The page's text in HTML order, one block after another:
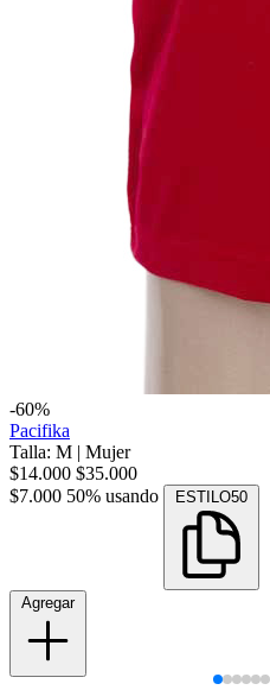
-60%
Pacifika
Talla: M | Mujer
$14.000 $35.000
$7.000 50% usando ESTILO50
Agregar